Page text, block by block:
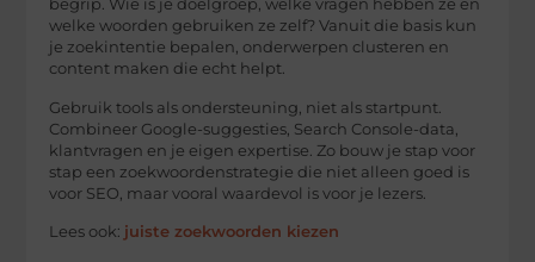
begrip. Wie is je doelgroep, welke vragen hebben ze en
welke woorden gebruiken ze zelf? Vanuit die basis kun
je zoekintentie bepalen, onderwerpen clusteren en
content maken die echt helpt.
Gebruik tools als ondersteuning, niet als startpunt.
Combineer Google-suggesties, Search Console-data,
klantvragen en je eigen expertise. Zo bouw je stap voor
stap een zoekwoordenstrategie die niet alleen goed is
voor SEO, maar vooral waardevol is voor je lezers.
Lees ook: juiste zoekwoorden kiezen